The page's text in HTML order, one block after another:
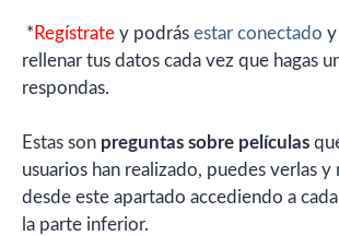
* Regístrate y podrás estar conectado y
rellenar tus datos cada vez que hagas
respondas.
Estas son preguntas sobre películas
usuarios han realizado, puedes verlas y
desde este apartado accediendo a
la parte inferior.